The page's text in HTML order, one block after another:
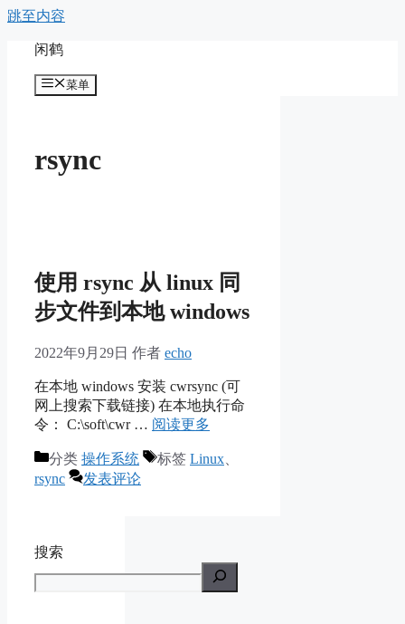
跳至内容
闲鹤
菜单
rsync
使用 rsync 从 linux 同
步文件到本地 windows
2022年9月29日 作者 echo
在本地 windows 安装 cwrsync (可
网上搜索下载链接) 在本地执行命
令： C:\soft\cwr … 阅读更多
分类 操作系统 标签 Linux
rsync
发表评论
搜索